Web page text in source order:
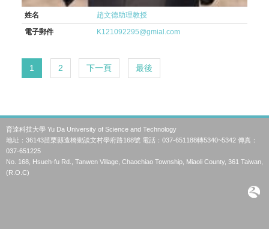
姓名
趙文德助理教授
電子郵件
K121092295@gmial.com
1 2 下一頁 最後
育達科技大學 Yu Da University of Science and Technology
地址：36143苗栗縣造橋鄉談文村學府路168號 電話：037-651188轉5340~5342 傳真：
037-651225
No. 168, Hsueh-fu Rd., Tanwen Village, Chaochiao Township, Miaoli County, 361 Taiwan,
(R.O.C)